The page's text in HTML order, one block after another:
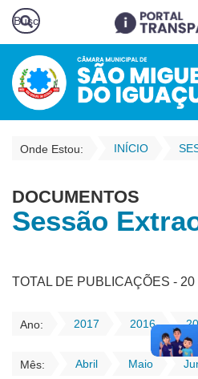
Onde Estou: INÍCIO
DOCUMENTOS
Sessão
TOTAL DE PUBLICAÇÕES - 20
Ano: 2017 2016
Mês: Abril Maio